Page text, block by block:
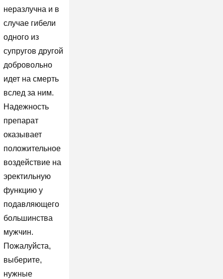
неразлучна и в
случае гибели
одного из
супругов другой
добровольно
идет на смерть
вслед за ним.
Надежность
препарат
оказывает
положительное
воздействие на
эректильную
функцию у
подавляющего
большинства
мужчин.
Пожалуйста,
выберите,
нужные